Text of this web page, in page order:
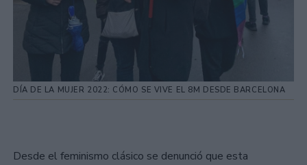
DÍA DE LA MUJER 2022: CÓMO SE VIVE EL 8M DESDE BARCELONA
Desde el feminismo clásico se denunció que esta